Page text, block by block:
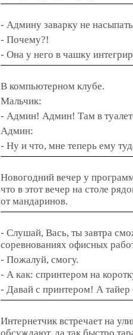
- Админу заварку не
- Почему?!
- Она у него в чашку
В компьютерном клубе.
Мальчик:
- Админ! Админ! Там в
Админ:
- Ну и что, мне теперь ему
Новогодний вечер у
что в этот вечер на столе
от мандаринов.
- Слушай, Вась, ты завтра
соревнованиях офисных
- Пожалуй, смогу.
- А как: спринтером на
- Давай с принтером! А тайер
Интернетчик встречает на